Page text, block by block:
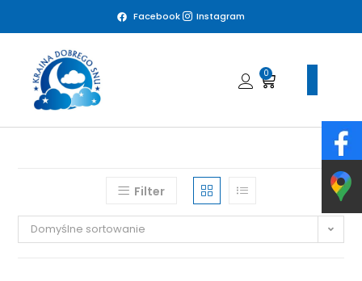
Facebook Instagram
0
Filter
Domyślne sortowanie